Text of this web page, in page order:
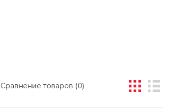
Сравнение товаров (0)